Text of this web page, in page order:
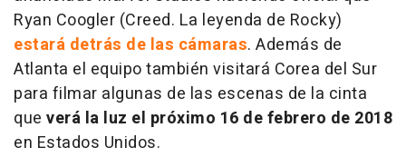
Ryan Coogler (Creed. La leyenda de Rocky)
estará detrás de las cámaras. Además de
Atlanta el equipo también visitará Corea del Sur
para filmar algunas de las escenas de la cinta
que verá la luz el próximo 16 de febrero de 2018
en Estados Unidos.